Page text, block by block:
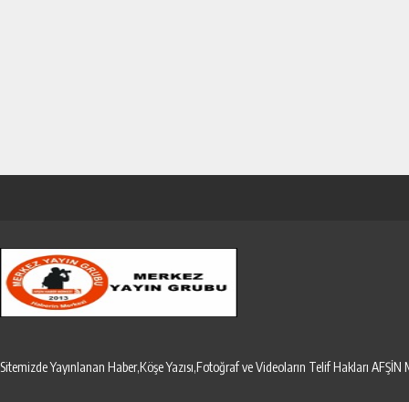
Sitemizde Yayınlanan Haber,Köşe Yazısı,Fotoğraf ve Videoların Telif Hakları